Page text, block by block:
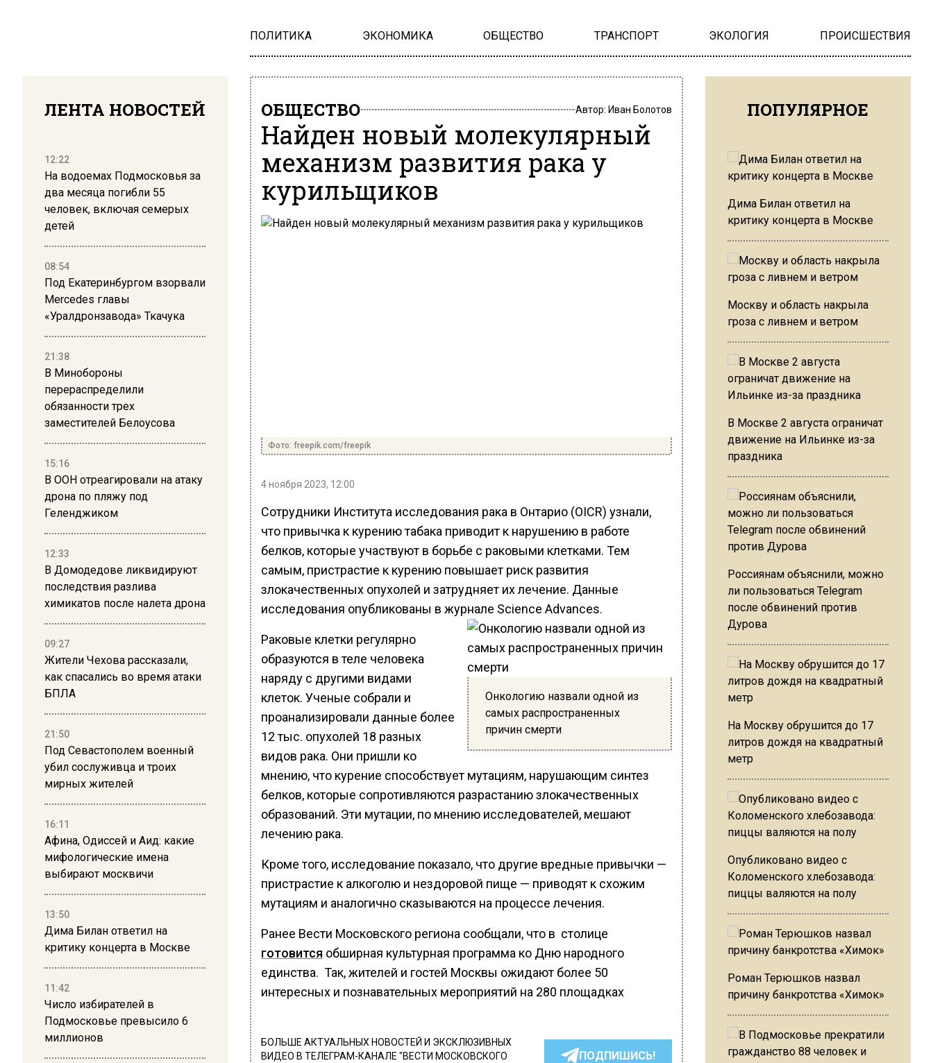
ПОЛИТИКА ЭКОНОМИКА ОБЩЕСТВО ТРАНСПОРТ ЭКОЛОГИЯ ПРОИСШЕСТВИЯ
ЛЕНТА НОВОСТЕЙ
12:22
На водоемах Подмосковья за
два месяца погибли 55
человек, включая семерых
детей
08:54
Под Екатеринбургом взорвали
Mercedes главы
«Уралдронзавода» Ткачука
21:38
В Минобороны
перераспределили
обязанности трех
заместителей Белоусова
15:16
В ООН отреагировали на атаку
дрона по пляжу под
Геленджиком
12:33
В Домодедове ликвидируют
последствия разлива
химикатов после налета дрона
09:27
Жители Чехова рассказали,
как спасались во время атаки
БПЛА
21:50
Под Севастополем военный
убил сослуживца и троих
мирных жителей
16:11
Афина, Одиссей и Аид: какие
мифологические имена
выбирают москвичи
13:50
Дима Билан ответил на
критику концерта в Москве
11:42
Число избирателей в
Подмосковье превысило 6
миллионов
ОБЩЕСТВО Автор: Иван Болотов
Найден новый молекулярный
механизм развития рака у
курильщиков
Фото: freepik.com/freepik
4 ноября 2023, 12:00
Сотрудники Института исследования рака в Онтарио (OICR) узнали,
что привычка к курению табака приводит к нарушению в работе
белков, которые участвуют в борьбе с раковыми клетками. Тем
самым, пристрастие к курению повышает риск развития
злокачественных опухолей и затрудняет их лечение. Данные
исследования опубликованы в журнале Science Advances.
Онкологию назвали одной из
самых распространенных
причин смерти
Раковые клетки регулярно
образуются в теле человека
наряду с другими видами
клеток. Ученые собрали и
проанализировали данные более
12 тыс. опухолей 18 разных
видов рака. Они пришли ко
мнению, что курение способствует мутациям, нарушающим синтез
белков, которые сопротивляются разрастанию злокачественных
образований. Эти мутации, по мнению исследователей, мешают
лечению рака.
Кроме того, исследование показало, что другие вредные привычки —
пристрастие к алкоголю и нездоровой пище — приводят к схожим
мутациям и аналогично сказываются на процессе лечения.
Ранее Вести Московского региона сообщали, что в столице
готовится обширная культурная программа ко Дню народного
единства. Так, жителей и гостей Москвы ожидают более 50
интересных и познавательных мероприятий на 280 площадках
БОЛЬШЕ АКТУАЛЬНЫХ НОВОСТЕЙ И ЭКСКЛЮЗИВНЫХ
ВИДЕО В ТЕЛЕГРАМ-КАНАЛЕ "ВЕСТИ МОСКОВСКОГО
ПОДПИШИСЬ!
ПОПУЛЯРНОЕ
Дима Билан ответил на
критику концерта в Москве
Москву и область накрыла
гроза с ливнем и ветром
В Москве 2 августа ограничат
движение на Ильинке из-за
праздника
Россиянам объяснили, можно
ли пользоваться Telegram
после обвинений против
Дурова
На Москву обрушится до 17
литров дождя на квадратный
метр
Опубликовано видео с
Коломенского хлебозавода:
пиццы валяются на полу
Роман Терюшков назвал
причину банкротства «Химок»